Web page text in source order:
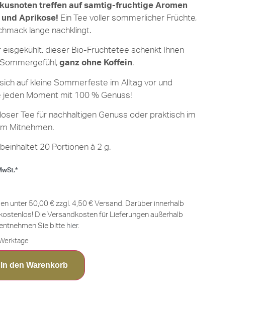
treffen auf samtig-fruchtige Aromen
Aprikose! Ein Tee voller sommerlicher Früchte,
lange nachklingt.
eisgekühlt, dieser Bio-Früchtetee schenkt Ihnen
ganz ohne Koffein.
auf kleine Sommerfeste im Alltag vor und
jeden Moment mit 100 % Genuss!
Tee für nachhaltigen Genuss oder praktisch im
Mitnehmen.
20 Portionen à 2 g.
unter 50,00 € zzgl. 4,50 € Versand. Darüber innerhalb
Die Versandkosten für Lieferungen außerhalb
Sie bitte hier.
In den Warenkorb